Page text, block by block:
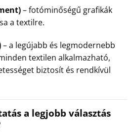
– fotóminőségű grafikák
a textilre.
– a legújabb és legmodernebb
textilen alkalmazható,
biztosít és rendkívül
a legjobb választás